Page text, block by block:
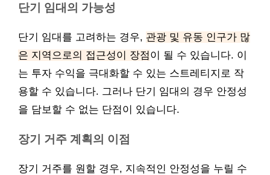
단기 임대의 가능성
단기 임대를 고려하는 경우, 관광 및 유동 인구가 많
은 지역으로의 접근성이 장점이 될 수 있습니다. 이
는 투자 수익을 극대화할 수 있는 스트레티지로 작
용할 수 있습니다. 그러나 단기 임대의 경우 안정성
을 담보할 수 없는 단점이 있습니다.
장기 거주 계획의 이점
장기 거주를 원할 경우, 지속적인 안정성을 누릴 수